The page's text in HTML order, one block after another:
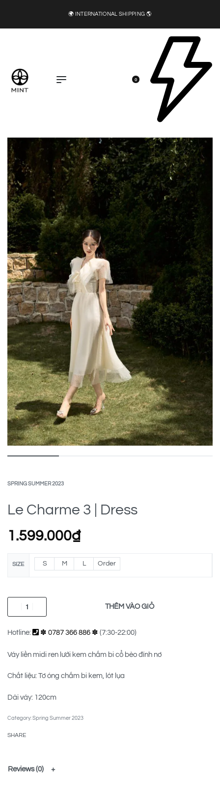
🌍 INTERNATIONAL SHIPPING 🌎
0
SPRING SUMMER 2023
Le Charme 3 | Dress
1.599.000₫
SIZE S M L Order
THÊM VÀO GIỎ
Hotline: ✽ 0787 366 886 ✽ (7:30-22:00)
Váy liền midi ren lưới kem chấm bi cổ bèo đính nơ
Chất liệu: Tơ óng chấm bi kem, lót lụa
Dài váy: 120cm
Category:Spring Summer 2023
SHARE
Reviews (0)